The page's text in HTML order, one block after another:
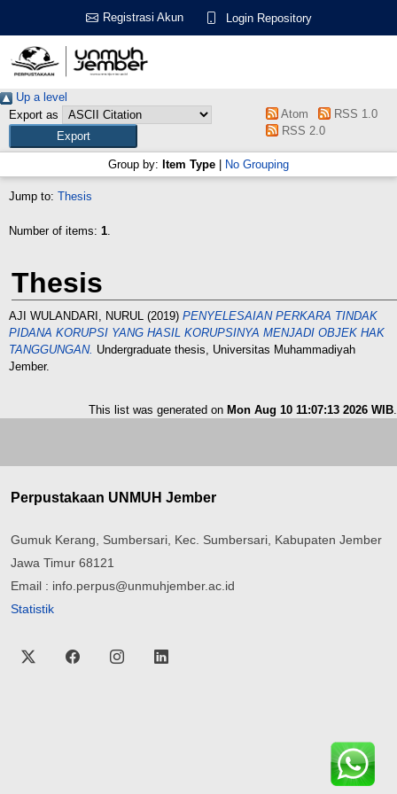
Registrasi Akun Login Repository
Up a level
Export as
Atom
RSS 1.0
RSS 2.0
Group by: Item Type No Grouping
Jump to: Thesis
Number of items: 1.
Thesis
AJI WULANDARI, NURUL (2019) PENYELESAIAN PERKARA TINDAK
PIDANA KORUPSI YANG HASIL KORUPSINYA MENJADI OBJEK HAK
TANGGUNGAN. Undergraduate thesis, Universitas Muhammadiyah
Jember.
This list was generated on Mon Aug 10 11:07:13 2026 WIB.
Perpustakaan UNMUH Jember
Gumuk Kerang, Sumbersari, Kec. Sumbersari, Kabupaten Jember
Jawa Timur 68121
Email : info.perpus@unmuhjember.ac.id
Statistik